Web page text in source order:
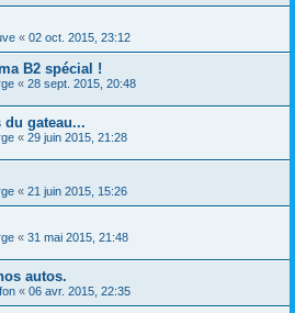
« 02 oct. 2015, 23:12
B2 spécial !
« 28 sept. 2015, 20:48
du gateau...
« 29 juin 2015, 21:28
« 21 juin 2015, 15:26
« 31 mai 2015, 21:48
autos.
« 06 avr. 2015, 22:35